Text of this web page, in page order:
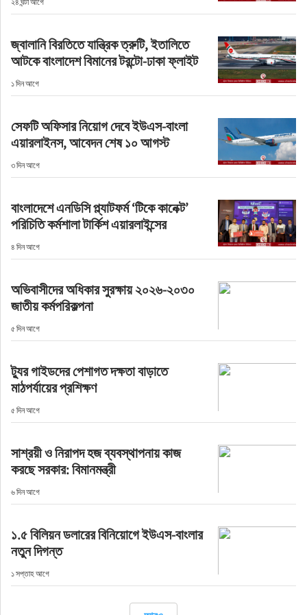
ফুড
হজ-ওমরাহ
ভিডিও
আরও
জ্বালানি বিরতিতে যান্ত্রিক ত্রুটি, ইতালিতে
আটকে বাংলাদেশ বিমানের টরন্টো-ঢাকা ফ্লাইট
১ দিন আগে
সেফটি অফিসার নিয়োগ দেবে ইউএস-বাংলা
এয়ারলাইনস, আবেদন শেষ ১০ আগস্ট
৩ দিন আগে
বাংলাদেশে এনডিসি প্ল্যাটফর্ম ‘টিকে কানেক্ট’
পরিচিতি কর্মশালা টার্কিশ এয়ারলাইন্সের
৪ দিন আগে
অভিবাসীদের অধিকার সুরক্ষায় ২০২৬-২০৩০
জাতীয় কর্মপরিকল্পনা
৫ দিন আগে
ট্যুর গাইডদের পেশাগত দক্ষতা বাড়াতে
মাঠপর্যায়ের প্রশিক্ষণ
৫ দিন আগে
সাশ্রয়ী ও নিরাপদ হজ ব্যবস্থাপনায় কাজ
করছে সরকার: বিমানমন্ত্রী
৬ দিন আগে
১.৫ বিলিয়ন ডলারের বিনিয়োগে ইউএস-বাংলার
নতুন দিগন্ত
১ সপ্তাহ আগে